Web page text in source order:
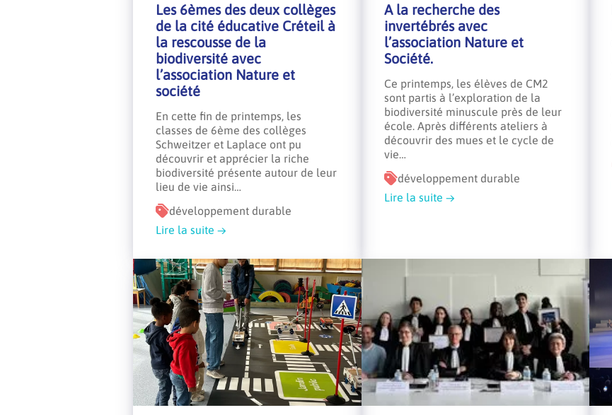
Les 6èmes des deux collèges
de la cité éducative Créteil à
la rescousse de la
biodiversité avec
l’association Nature et
société
En cette fin de printemps, les
classes de 6ème des collèges
Schweitzer et Laplace ont pu
découvrir et apprécier la riche
biodiversité présente autour de leur
lieu de vie ainsi…
développement durable
Lire la suite
A la recherche des
invertébrés avec
l’association Nature et
Société.
Ce printemps, les élèves de CM2
sont partis à l’exploration de la
biodiversité minuscule près de leur
école. Après différents ateliers à
découvrir des mues et le cycle de
vie…
développement durable
Lire la suite